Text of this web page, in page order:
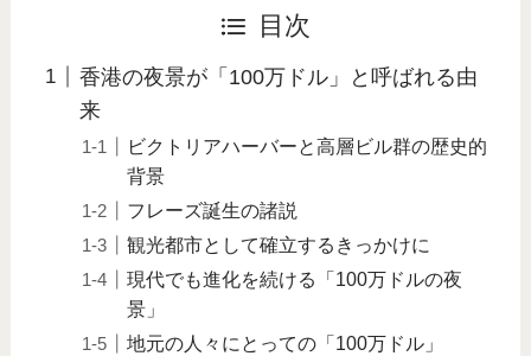
目次
香港の夜景が「100万ドル」と呼ばれる由
来
ビクトリアハーバーと高層ビル群の歴史的
背景
フレーズ誕生の諸説
観光都市として確立するきっかけに
現代でも進化を続ける「100万ドルの夜
景」
地元の人々にとっての「100万ドル」